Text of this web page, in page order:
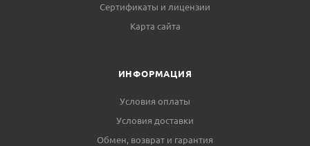
Сертификаты и лицензии
Карта сайта
ИНФОРМАЦИЯ
Условия оплаты
Условия доставки
Обмен, возврат и гарантия